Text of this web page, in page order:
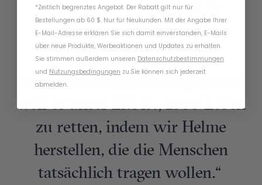
Schlösser
-Zubehör
„Wir haben unser
UnternehmenThousand genannt,
weil es unser Ziel ist, 1000 Leben
zu retten, indem wir Helme
herstellen, die die Menschen
tatsächlich tragen wollen.“
*Zeitlich begrenztes Angebot. Der Rabatt gilt nur für
Bestellungen ab 60 $. Nur für Neukunden. Mit der Angabe Ihrer
E-Mail-Adresse erklären Sie sich damit einverstanden, E-Mails
über neue Produkte, Werbeaktionen und Updates zu erhalten.
Sie stimmen außerdem unseren Datenschutzbestimmungen
und Nutzungsbedingungen zu.Sie können sich jederzeit
abmelden.